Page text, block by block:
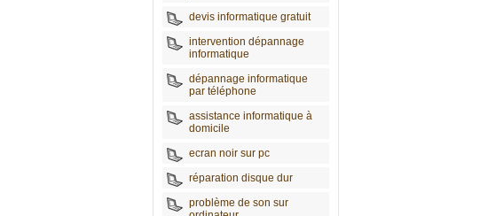
devis informatique gratuit
intervention dépannage
informatique
dépannage informatique
par téléphone
assistance informatique à
domicile
ecran noir sur pc
réparation disque dur
problème de son sur